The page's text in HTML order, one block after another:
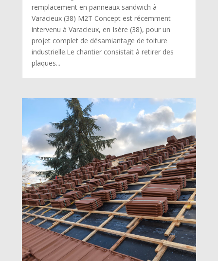
remplacement en panneaux sandwich à
Varacieux (38) M2T Concept est récemment
intervenu à Varacieux, en Isère (38), pour un
projet complet de désamiantage de toiture
industrielle.Le chantier consistait à retirer des
plaques...